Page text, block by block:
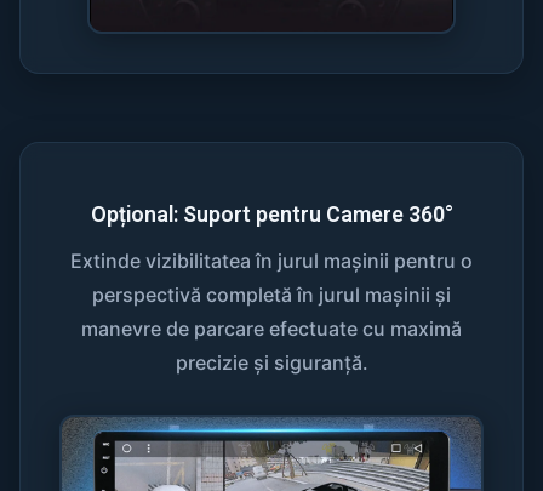
Opțional: Suport pentru Camere 360°
Extinde vizibilitatea în jurul mașinii pentru o
perspectivă completă în jurul mașinii și
manevre de parcare efectuate cu maximă
precizie și siguranță.